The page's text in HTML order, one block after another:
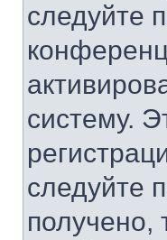
следуйте
систему.
следуйте
получено,